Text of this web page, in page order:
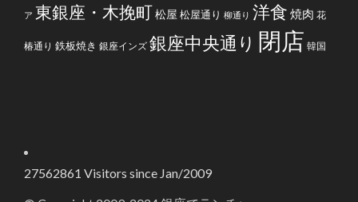
ア 東銀座・木挽町松屋 松屋通り 柳通り 洋食 焼肉 花
椿通り 鉄板焼き 銀座インズ 銀座中央通り 閉店 韓国
27562861 Visitors since Jan/2009